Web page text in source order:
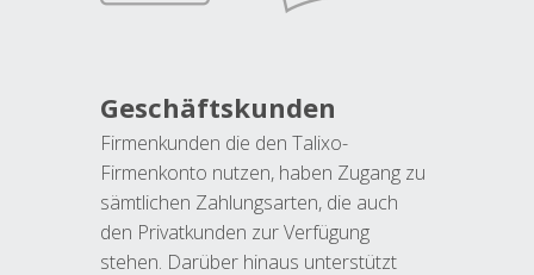
Geschäftskunden
Firmenkunden die den Talixo-
Firmenkonto nutzen, haben Zugang zu
sämtlichen Zahlungsarten, die auch
den Privatkunden zur Verfügung
stehen. Darüber hinaus unterstützt